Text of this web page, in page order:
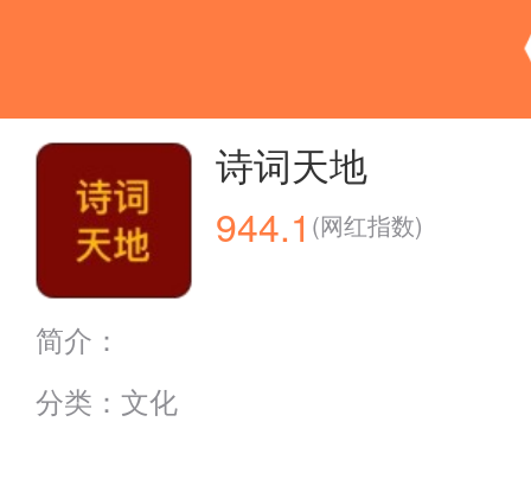
诗词天地
944.1 (网红指数)
简介：
分类：文化